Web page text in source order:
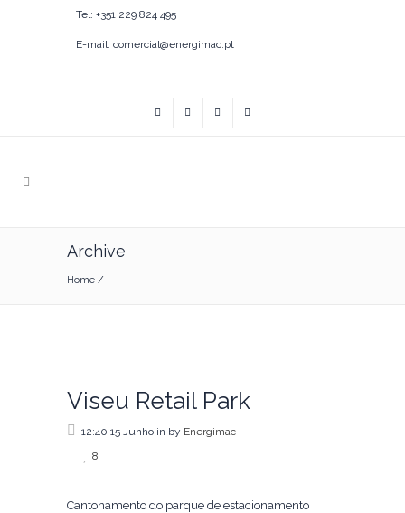
Tel: +351 229 824 495
E-mail: comercial@energimac.pt
Archive
Home /
Viseu Retail Park
12:40 15 Junho in by Energimac
8
Cantonamento do parque de estacionamento